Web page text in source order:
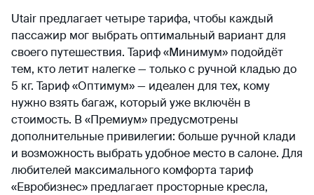
Utair предлагает четыре тарифа, чтобы каждый
пассажир мог выбрать оптимальный вариант для
своего путешествия. Тариф «Минимум» подойдёт
тем, кто летит налегке — только с ручной кладью до
5 кг. Тариф «Оптимум» — идеален для тех, кому
нужно взять багаж, который уже включён в
стоимость. В «Премиум» предусмотрены
дополнительные привилегии: больше ручной клади
и возможность выбрать удобное место в салоне. Для
любителей максимального комфорта тариф
«Евробизнес» предлагает просторные кресла,